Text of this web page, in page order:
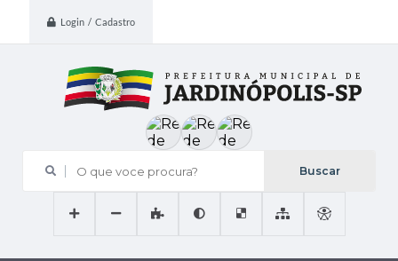
Login / Cadastro
O que voce procura?